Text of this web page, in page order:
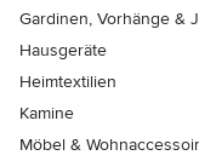
Gardinen, Vorhänge &
Hausgeräte
Heimtextilien
Kamine
Möbel &